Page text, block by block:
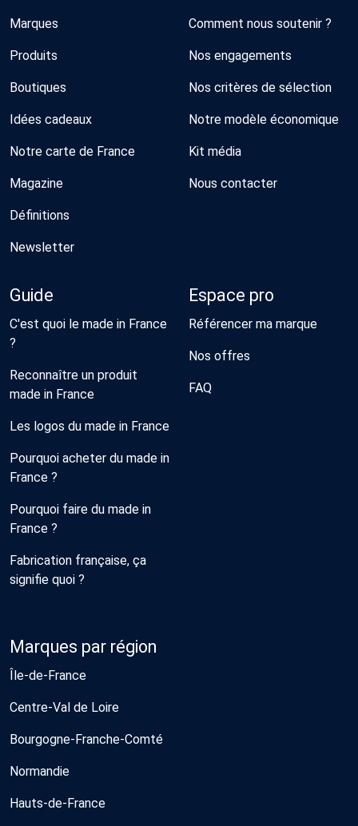
Marques
Produits
Boutiques
Idées cadeaux
Notre carte de France
Magazine
Définitions
Newsletter
Comment nous soutenir ?
Nos engagements
Nos critères de sélection
Notre modèle économique
Kit média
Nous contacter
Guide
C'est quoi le made in France
?
Reconnaître un produit
made in France
Les logos du made in France
Pourquoi acheter du made in
France ?
Pourquoi faire du made in
France ?
Fabrication française, ça
signifie quoi ?
Espace pro
Référencer ma marque
Nos offres
FAQ
Marques par région
Île-de-France
Centre-Val de Loire
Bourgogne-Franche-Comté
Normandie
Hauts-de-France